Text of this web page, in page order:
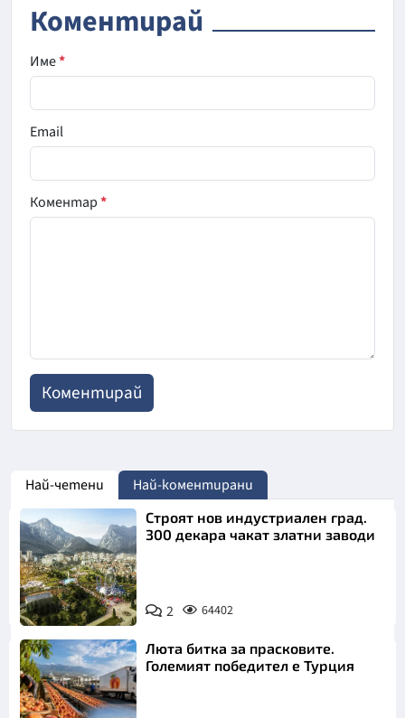
Коментирай
Име*
Email
Коментар*
Най-четени Най-коментирани
Строят нов индустриален град.
300 декара чакат златни заводи
2 64402
Люта битка за прасковите.
Големият победител е Турция